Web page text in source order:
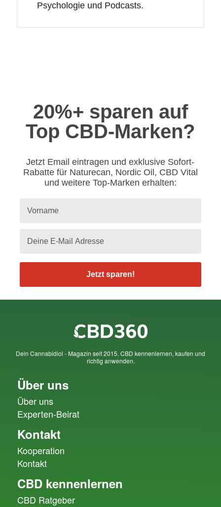
Psychologie und Podcasts.
20%+ sparen auf
Top CBD-Marken?
Jetzt Email eintragen und exklusive Sofort-
Rabatte für Naturecan, Nordic Oil, CBD Vital
und weitere Top-Marken erhalten:
Jetzt sparen!
Dein Cannabidiol - Magazin seit 2015. CBD kennenlernen, kaufen und
richtig anwenden.
Über uns
Über uns
Experten-Beirat
Kontakt
Kooperation
Kontakt
CBD kennenlernen
CBD Ratgeber